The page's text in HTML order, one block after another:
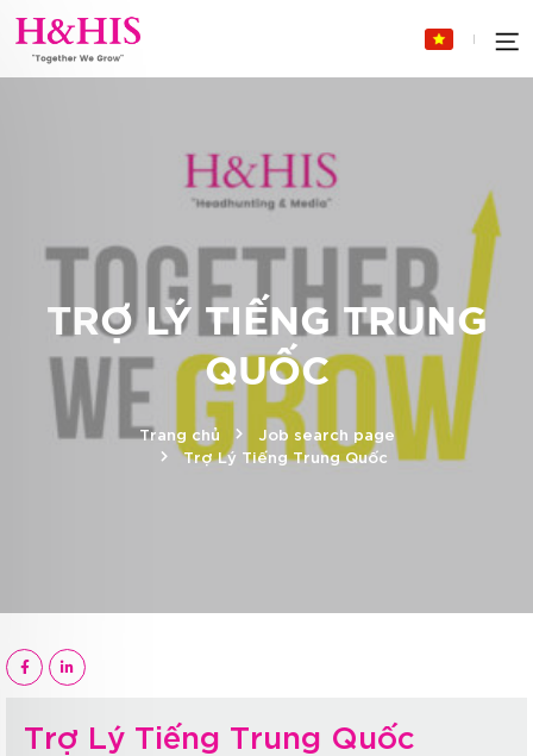
TRỢ LÝ TIẾNG TRUNG
QUỐC
Trang chủ
Job search page
Trợ Lý Tiếng Trung Quốc
Trợ Lý Tiếng Trung Quốc